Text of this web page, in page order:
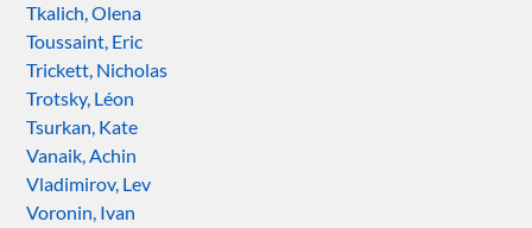
Tkalich, Olena
Toussaint, Eric
Trickett, Nicholas
Trotsky, Léon
Tsurkan, Kate
Vanaik, Achin
Vladimirov, Lev
Voronin, Ivan